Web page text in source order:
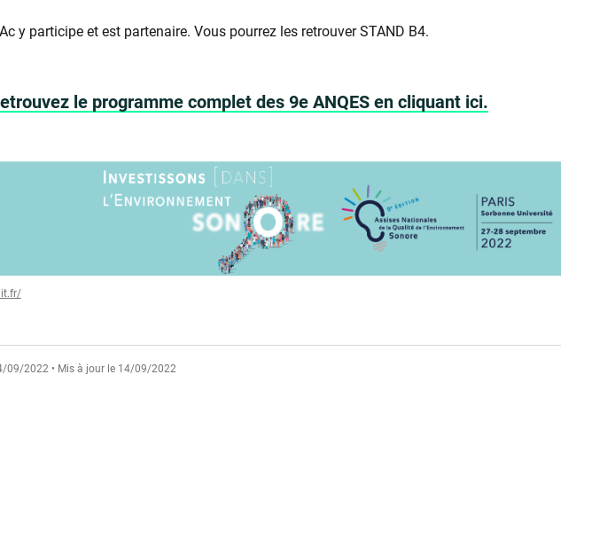
y participe et est partenaire. Vous pourrez les retrouver STAND B4.
le programme complet des 9e ANQES en cliquant ici.
09/2022 • Mis à jour le 14/09/2022